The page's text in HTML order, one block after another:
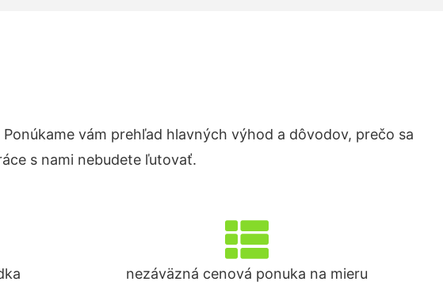
vám prehľad hlavných výhod a dôvodov, prečo sa
s nami nebudete ľutovať.
nezáväzná cenová ponuka na mieru